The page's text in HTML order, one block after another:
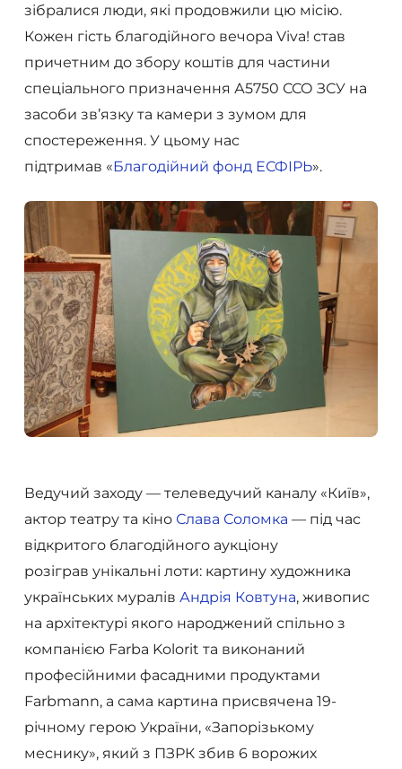
зібралися люди, які продовжили цю місію.
Кожен гість благодійного вечора Viva! став
причетним до збору коштів для частини
спеціального призначення А5750 ССО ЗСУ на
засоби зв’язку та камери з зумом для
спостереження. У цьому нас
підтримав «Благодійний фонд ЕСФІРЬ».
Ведучий заходу — телеведучий каналу «Київ»,
актор театру та кіно Слава Соломка — під час
відкритого благодійного аукціону
розіграв унікальні лоти: картину художника
українських муралiв Андрія Ковтуна, живопис
на архiтектурi якого народжений спiльно з
компанiєю Farba Kolorit та виконаний
професiйними фасадними продуктами
Farbmann, а сама картина присвячена 19-
річному герою України, «Запорізькому
меснику», який з ПЗРК збив 6 ворожих